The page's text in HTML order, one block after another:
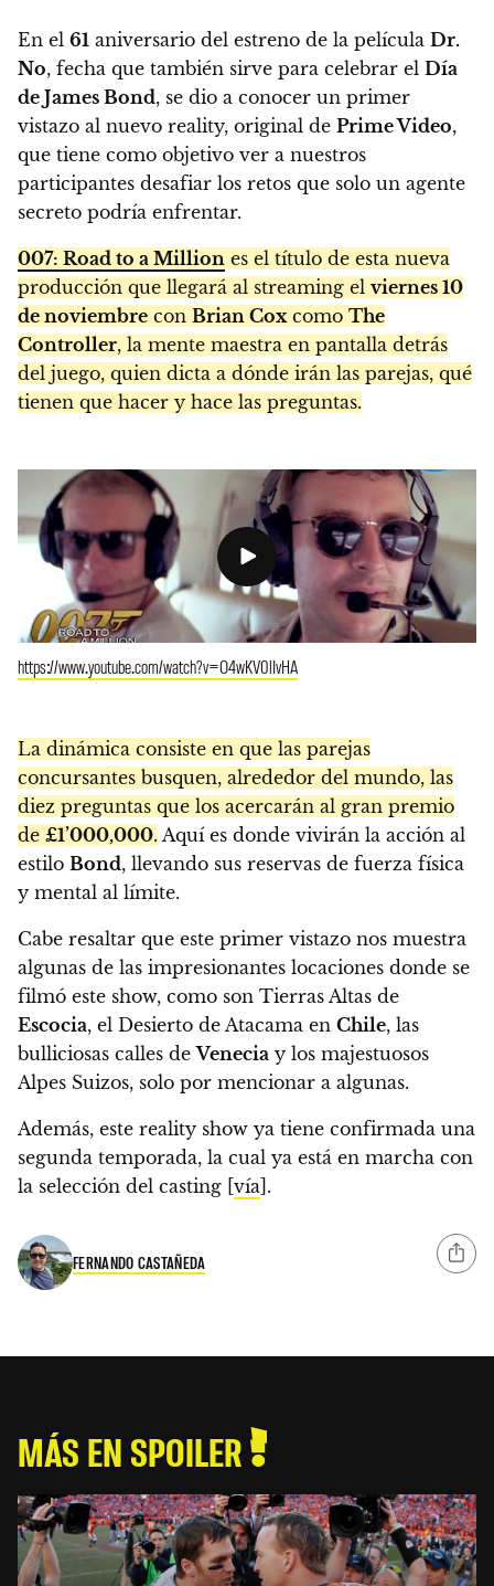
En el 61 aniversario del estreno de la película Dr.
No, fecha que también sirve para celebrar el Día
de James Bond, se dio a conocer un primer
vistazo al nuevo reality, original de Prime Video,
que tiene como objetivo ver a nuestros
participantes desafiar los retos que solo un agente
secreto podría enfrentar.
007: Road to a Million es el título de esta nueva
producción que llegará al streaming el viernes 10
de noviembre con Brian Coxcomo The
Controller, la mente maestra en pantalla detrás
del juego, quien dicta a dónde irán las parejas, qué
tienen que hacer y hace las preguntas.
https://www.youtube.com/watch?v=O4wKV0lIvHA
La dinámica consiste en que las parejas
concursantes busquen, alrededor del mundo, las
diez preguntas que los acercarán al gran premio
de £1’000,000. Aquí es donde vivirán la acción al
estilo Bond, llevando sus reservas de fuerza física
y mental al límite.
Cabe resaltar que este primer vistazo nos muestra
algunas de las impresionantes locaciones donde se
filmó este show, como son Tierras Altas de
Escocia, el Desierto de Atacama en Chile, las
bulliciosas calles deVenecia y los majestuosos
Alpes Suizos, solo por mencionar a algunas.
Además, este reality show ya tiene confirmada una
segunda temporada, la cual ya está en marcha con
la selección del casting [ vía ].
FERNANDO CASTAÑEDA
MÁS EN SPOILER